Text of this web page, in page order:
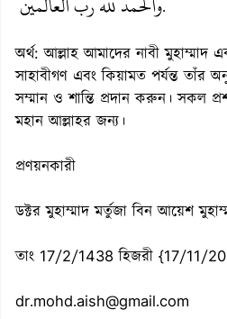
.
অর্থ: আল্লাহ আমাদের নাবী মুহাম্মাদ
সাহাবীগণ এবং কিয়ামত পর্যন্ত তাঁর
সম্মান ও শান্তি প্রদান করুন। সকল
মহান আল্লাহর জন্য।
প্রণয়নকারী
ডক্টর মুহাম্মাদ মর্তুজা বিন আয়েশ
তাং 17/2/1438 হিজরী {17/11/
dr.mohd.aish@gmail.com